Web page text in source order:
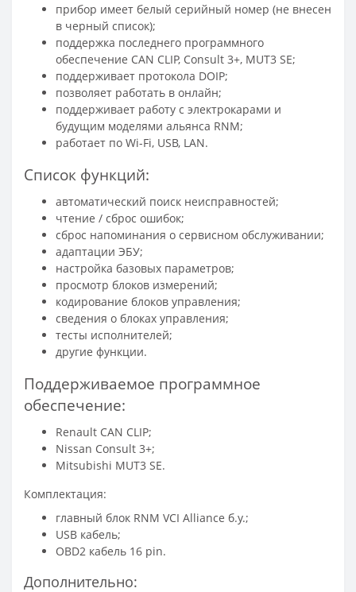
прибор имеет белый серийный номер (не внесен
в черный список);
поддержка последнего программного
обеспечение CAN CLIP, Consult 3+, MUT3 SE;
поддерживает протокола DOIP;
позволяет работать в онлайн;
поддерживает работу с электрокарами и
будущим моделями альянса RNM;
работает по Wi-Fi, USB, LAN.
Список функций:
автоматический поиск неисправностей;
чтение / сброс ошибок;
сброс напоминания о сервисном обслуживании;
адаптации ЭБУ;
настройка базовых параметров;
просмотр блоков измерений;
кодирование блоков управления;
сведения о блоках управления;
тесты исполнителей;
другие функции.
Поддерживаемое программное
обеспечение:
Renault CAN CLIP;
Nissan Consult 3+;
Mitsubishi MUT3 SE.
Комплектация:
главный блок RNM VCI Alliance б.у.;
USB кабель;
OBD2 кабель 16 pin.
Дополнительно: